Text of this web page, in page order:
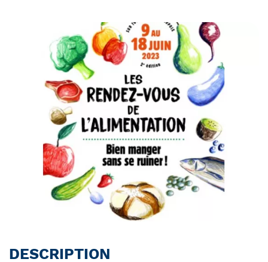
DESCRIPTION